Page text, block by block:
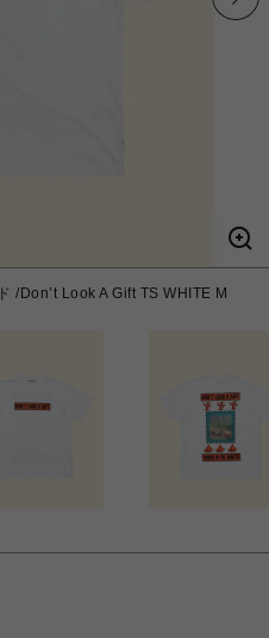
/Don’t Look A Gift TS WHITE M